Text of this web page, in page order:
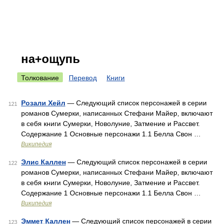
на+ощупь
Толкование Перевод Книги
121 Розали Хейл — Следующий список персонажей в серии
романов Сумерки, написанных Стефани Майер, включают
в себя книги Сумерки, Новолуние, Затмение и Рассвет.
Содержание 1 Основные персонажи 1.1 Белла Свон …
Википедия
122 Элис Каллен — Следующий список персонажей в серии
романов Сумерки, написанных Стефани Майер, включают
в себя книги Сумерки, Новолуние, Затмение и Рассвет.
Содержание 1 Основные персонажи 1.1 Белла Свон …
Википедия
123 Эммет Каллен — Следующий список персонажей в серии